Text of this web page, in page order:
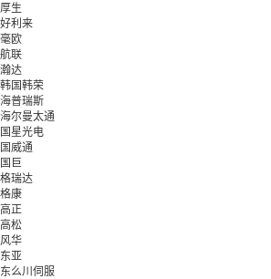
厚生
好利来
毫欧
航联
瀚达
韩国韩荣
海普瑞斯
海尔曼太通
国星光电
国威通
国巨
格瑞达
格康
高正
高松
风华
东亚
东么川伺服